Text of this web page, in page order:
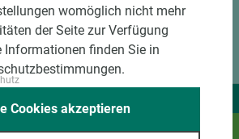
Holz dazu.
womöglich nicht mehr
der Seite zur Verfügung
Informationen finden Sie in
Cookies akzeptieren